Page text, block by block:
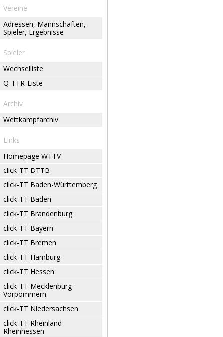
Vereine
Adressen, Mannschaften,
Spieler, Ergebnisse
Spieler
Wechselliste
Q-TTR-Liste
Archiv
Wettkampfarchiv
Links
Homepage WTTV
click-TT DTTB
click-TT Baden-Württemberg
click-TT Baden
click-TT Brandenburg
click-TT Bayern
click-TT Bremen
click-TT Hamburg
click-TT Hessen
click-TT Mecklenburg-
Vorpommern
click-TT Niedersachsen
click-TT Rheinland-
Rheinhessen